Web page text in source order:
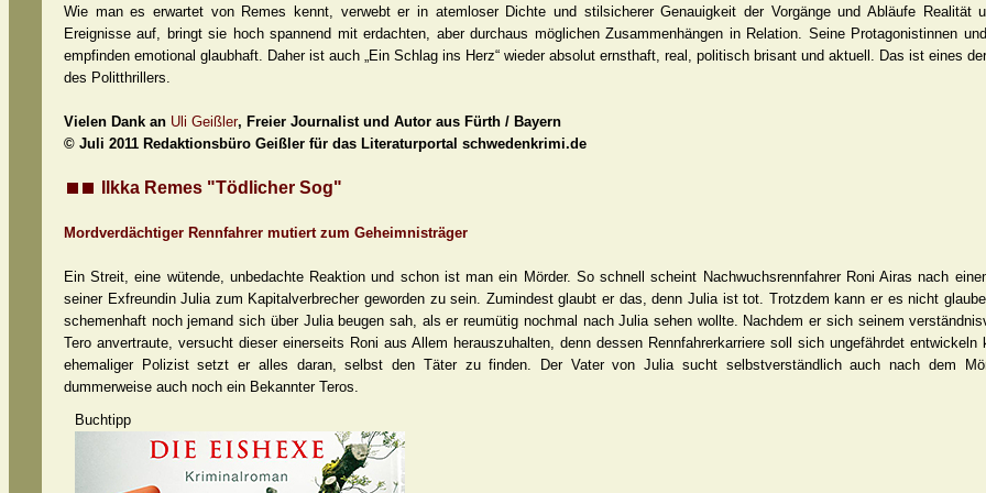
Wie man es erwartet von Remes kennt, verwebt er in atemloser Dichte und stilsicherer Genauigkeit der Vorgänge und Abläufe Realität
Ereignisse auf, bringt sie hoch spannend mit erdachten, aber durchaus möglichen Zusammenhängen in Relation. Seine Protagonistinnen
empfinden emotional glaubhaft. Daher ist auch „Ein Schlag ins Herz“ wieder absolut ernsthaft, real, politisch brisant und aktuell. Das ist eines
des Politthrillers.
Vielen Dank an Uli Geißler, Freier Journalist und Autor aus Fürth / Bayern
© Juli 2011 Redaktionsbüro Geißler für das Literaturportal schwedenkrimi.de
Ilkka Remes "Tödlicher Sog"
Mordverdächtiger Rennfahrer mutiert zum Geheimnisträger
Ein Streit, eine wütende, unbedachte Reaktion und schon ist man ein Mörder. So schnell scheint Nachwuchsrennfahrer Roni Airas nach
seiner Exfreundin Julia zum Kapitalverbrecher geworden zu sein. Zumindest glaubt er das, denn Julia ist tot. Trotzdem kann er es nicht
schemenhaft noch jemand sich über Julia beugen sah, als er reumütig nochmal nach Julia sehen wollte. Nachdem er sich seinem
Tero anvertraute, versucht dieser einerseits Roni aus Allem herauszuhalten, denn dessen Rennfahrerkarriere soll sich ungefährdet entwickeln
ehemaliger Polizist setzt er alles daran, selbst den Täter zu finden. Der Vater von Julia sucht selbstverständlich auch nach dem
dummerweise auch noch ein Bekannter Teros.
Buchtipp